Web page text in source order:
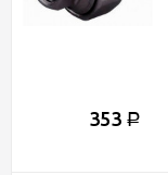
353 Р